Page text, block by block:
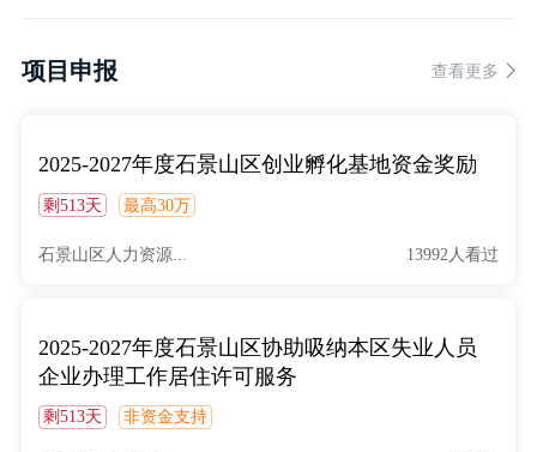
项目申报 查看更多
2025-2027年度石景山区创业孵化基地资金奖励
剩513天 最高30万
石景山区人力资源... 13992人看过
2025-2027年度石景山区协助吸纳本区失业人员
企业办理工作居住许可服务
剩513天 非资金支持